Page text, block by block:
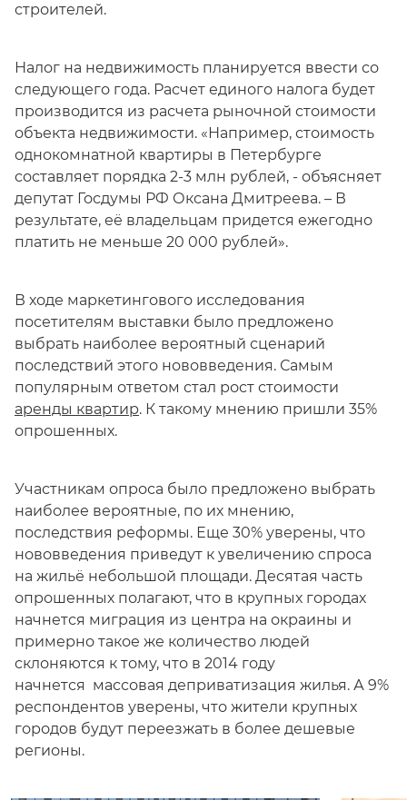
строителей.
Налог на недвижимость планируется ввести со
следующего года. Расчет единого налога будет
производится из расчета рыночной стоимости
объекта недвижимости. «Например, стоимость
однокомнатной квартиры в Петербурге
составляет порядка 2-3 млн рублей, - объясняет
депутат Госдумы РФ Оксана Дмитреева. – В
результате, её владельцам придется ежегодно
платить не меньше 20 000 рублей».
В ходе маркетингового исследования
посетителям выставки было предложено
выбрать наиболее вероятный сценарий
последствий этого нововведения. Самым
популярным ответом стал рост стоимости
аренды квартир. К такому мнению пришли 35%
опрошенных.
Участникам опроса было предложено выбрать
наиболее вероятные, по их мнению,
последствия реформы. Еще 30% уверены, что
нововведения приведут к увеличению спроса
на жильё небольшой площади. Десятая часть
опрошенных полагают, что в крупных городах
начнется миграция из центра на окраины и
примерно такое же количество людей
склоняются к тому, что в 2014 году
начнется массовая деприватизация жилья. А 9%
респондентов уверены, что жители крупных
городов будут переезжать в более дешевые
регионы.